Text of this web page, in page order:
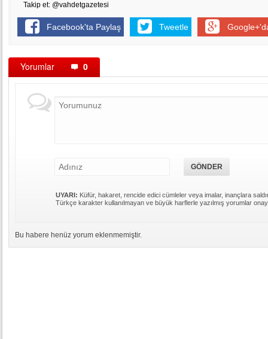
Takip et: @vahdetgazetesi
Facebook'ta Paylaş Tweetle
Yorumlar 0
UYARI: Küfür, hakaret, rencide edici cümleler veya imalar, inançlara
Türkçe karakter kullanılmayan ve büyük harflerle yazılmış yorumlar
Bu habere henüz yorum eklenmemiştir.